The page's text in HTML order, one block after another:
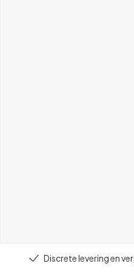
Discrete levering en